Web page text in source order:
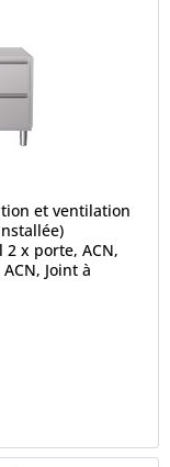
et ventilation
x porte, ACN,
Joint à